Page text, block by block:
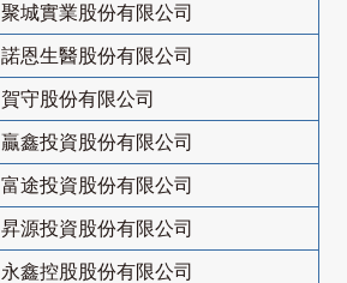
聚城實業股份有限公司
諾恩生醫股份有限公司
賀守股份有限公司
贏鑫投資股份有限公司
富途投資股份有限公司
昇源投資股份有限公司
永鑫控股股份有限公司